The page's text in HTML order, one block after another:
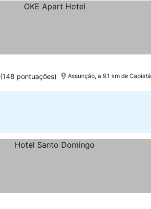
(148 pontuações) Assunção, a 9.1 km de Capiatá